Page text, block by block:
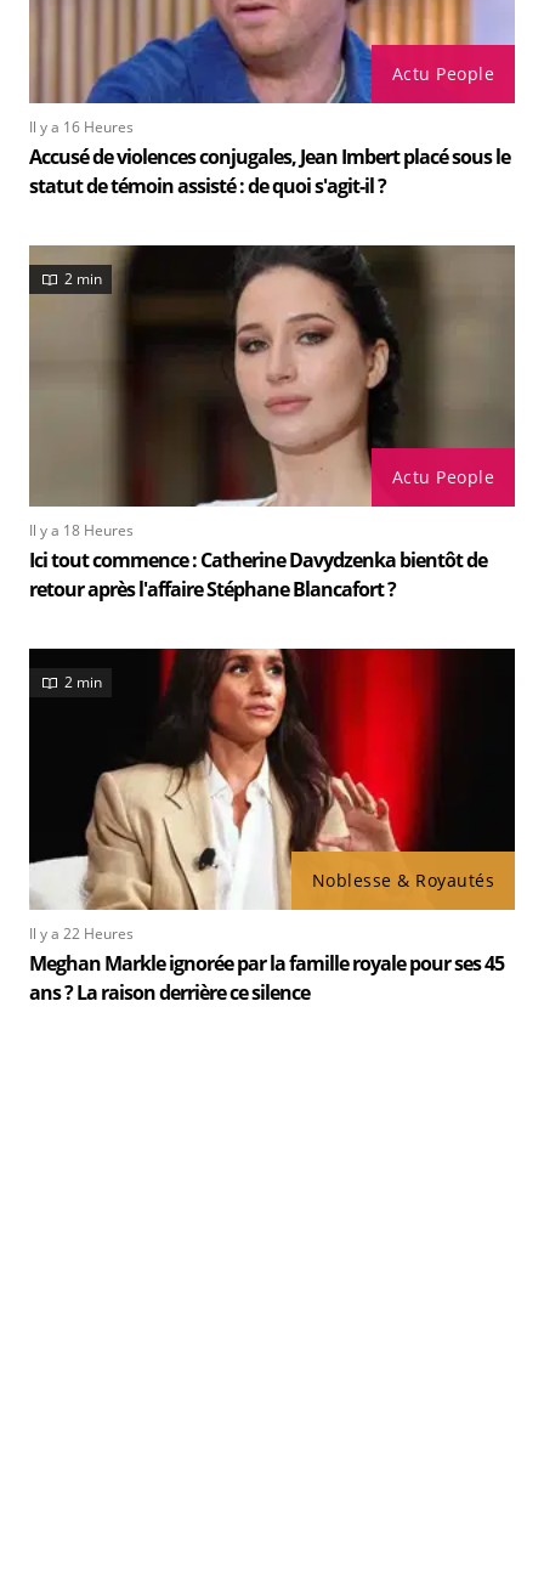
Actu People
Il y a 16 Heures
Accusé de violences conjugales, Jean Imbert placé sous le
statut de témoin assisté : de quoi s'agit-il ?
Actu People
2 min
Il y a 18 Heures
Ici tout commence : Catherine Davydzenka bientôt de
retour après l'affaire Stéphane Blancafort ?
Noblesse & Royautés
2 min
Il y a 22 Heures
Meghan Markle ignorée par la famille royale pour ses 45
ans ? La raison derrière ce silence